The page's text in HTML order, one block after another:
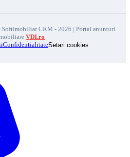
CRM - 2026 | Portal anunturi
VDI.ro
ConfidentialitateSetari cookies